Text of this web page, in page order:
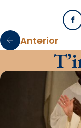
Anterior